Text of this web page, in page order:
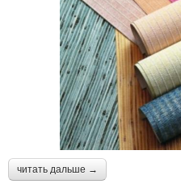
читать дальше →